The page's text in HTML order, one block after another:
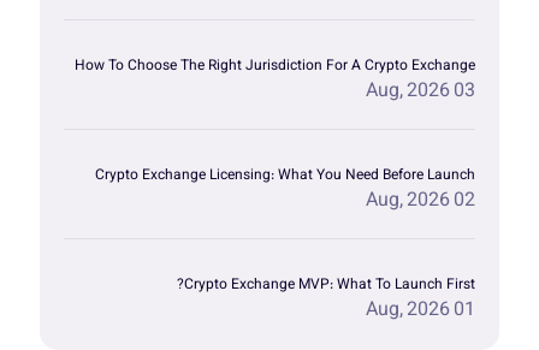
How To Choose The Right Jurisdiction For A Crypto Exchange
03 Aug, 2026
Crypto Exchange Licensing: What You Need Before Launch
02 Aug, 2026
Crypto Exchange MVP: What To Launch First?
01 Aug, 2026